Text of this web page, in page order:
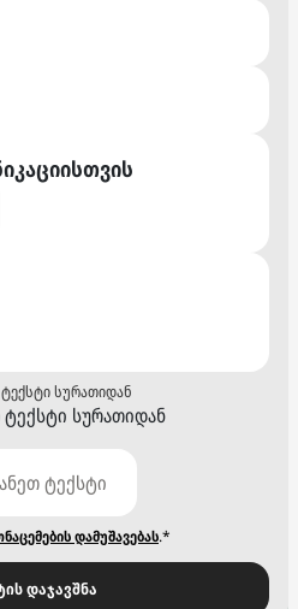
სურათიდან
დამუშავებას.*
დაჯავშნა